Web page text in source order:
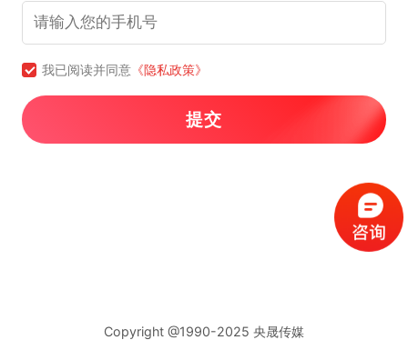
我已阅读并同意《隐私政策》
提交
Copyright @1990-2025 央晟传媒